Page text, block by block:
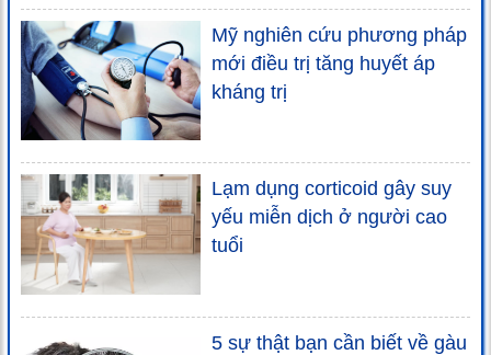
Mỹ nghiên cứu phương pháp
mới điều trị tăng huyết áp
kháng trị
Lạm dụng corticoid gây suy
yếu miễn dịch ở người cao
tuổi
5 sự thật bạn cần biết về gàu